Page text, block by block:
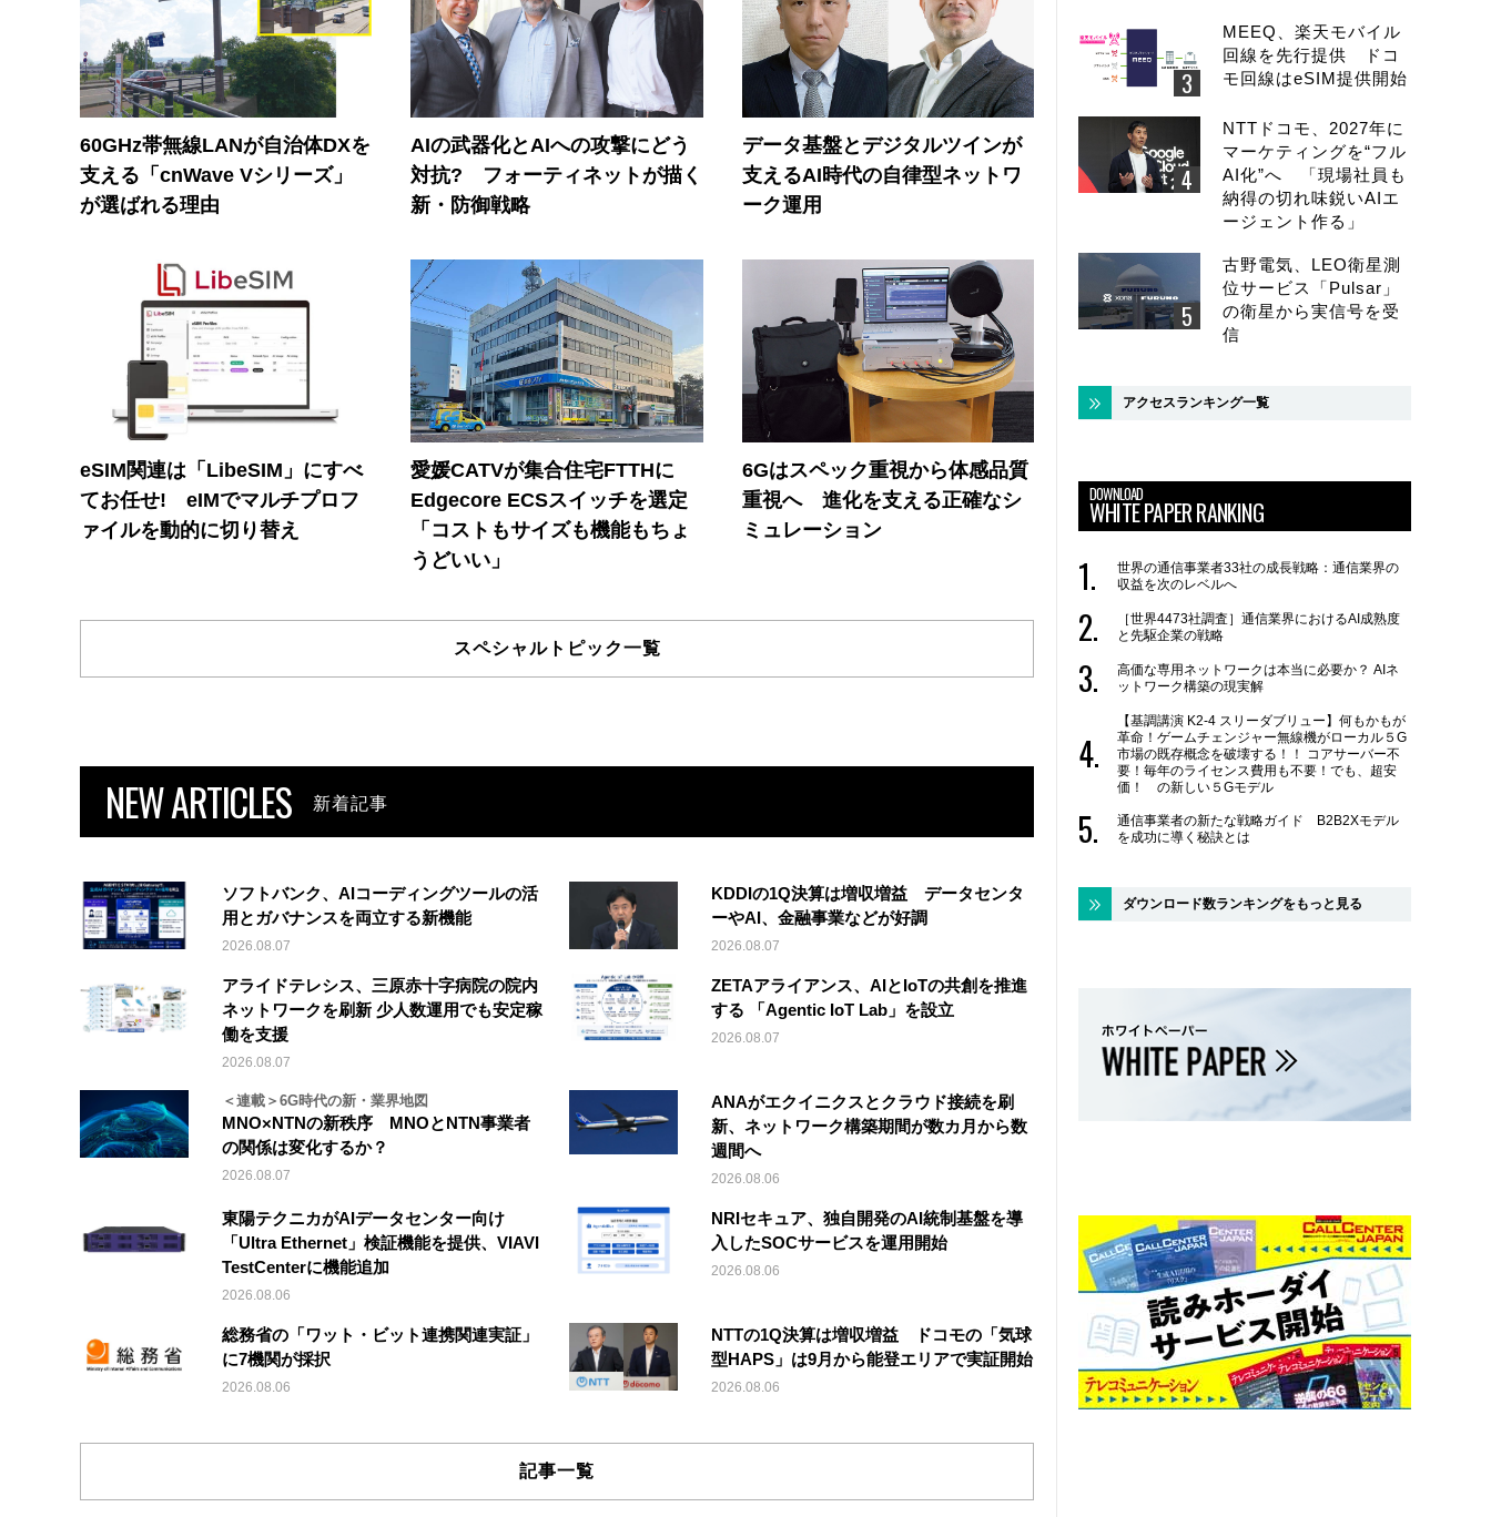
60GHz帯無線LANが自治体DXを
支える「cnWave Vシリーズ」
が選ばれる理由
AIの武器化とAIへの攻撃にどう
対抗? フォーティネットが描く
新・防御戦略
データ基盤とデジタルツインが
支えるAI時代の自律型ネットワ
ーク運用
eSIM関連は「LibeSIM」にすべ
てお任せ! eIMでマルチプロフ
ァイルを動的に切り替え
愛媛CATVが集合住宅FTTHに
Edgecore ECSスイッチを選定
「コストもサイズも機能もちょ
うどいい」
6Gはスペック重視から体感品質
重視へ 進化を支える正確なシ
ミュレーション
スペシャルトピック一覧
NEW ARTICLES 新着記事
ソフトバンク、AIコーディングツールの活
用とガバナンスを両立する新機能
2026.08.07
KDDIの1Q決算は増収増益 データセンタ
ーやAI、金融事業などが好調
2026.08.07
アライドテレシス、三原赤十字病院の院内
ネットワークを刷新 少人数運用でも安定稼
働を支援
2026.08.07
ZETAアライアンス、AIとIoTの共創を推進
する 「Agentic IoT Lab」を設立
2026.08.07
＜連載＞6G時代の新・業界地図
MNO×NTNの新秩序 MNOとNTN事業者
の関係は変化するか？
2026.08.07
ANAがエクイニクスとクラウド接続を刷
新、ネットワーク構築期間が数カ月から数
週間へ
2026.08.06
東陽テクニカがAIデータセンター向け
「Ultra Ethernet」検証機能を提供、VIAVI
TestCenterに機能追加
2026.08.06
NRIセキュア、独自開発のAI統制基盤を導
入したSOCサービスを運用開始
2026.08.06
総務省の「ワット・ビット連携関連実証」
に7機関が採択
2026.08.06
NTTの1Q決算は増収増益 ドコモの「気球
型HAPS」は9月から能登エリアで実証開始
2026.08.06
記事一覧
MEEQ、楽天モバイル
回線を先行提供 ドコ
モ回線はeSIM提供開始
NTTドコモ、2027年に
マーケティングを“フル
AI化”へ 「現場社員も
納得の切れ味鋭いAIエ
ージェント作る」
古野電気、LEO衛星測
位サービス「Pulsar」
の衛星から実信号を受
信
アクセスランキング一覧
DOWNLOAD
WHITE PAPER RANKING
世界の通信事業者33社の成長戦略：通信業界の
収益を次のレベルへ
［世界4473社調査］通信業界におけるAI成熟度
と先駆企業の戦略
高価な専用ネットワークは本当に必要か？ AIネ
ットワーク構築の現実解
【基調講演 K2-4 スリーダブリュー】何もかもが
革命！ゲームチェンジャー無線機がローカル５G
市場の既存概念を破壊する！！ コアサーバー不
要！毎年のライセンス費用も不要！でも、超安
価！ の新しい５Gモデル
通信事業者の新たな戦略ガイド B2B2Xモデル
を成功に導く秘訣とは
ダウンロード数ランキングをもっと見る